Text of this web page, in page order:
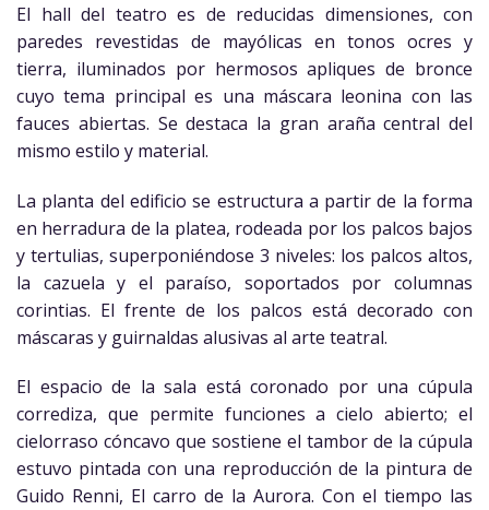
El hall del teatro es de reducidas dimensiones, con
paredes revestidas de mayólicas en tonos ocres y
tierra, iluminados por hermosos apliques de bronce
cuyo tema principal es una máscara leonina con las
fauces abiertas. Se destaca la gran araña central del
mismo estilo y material.
La planta del edificio se estructura a partir de la forma
en herradura de la platea, rodeada por los palcos bajos
y tertulias, superponiéndose 3 niveles: los palcos altos,
la cazuela y el paraíso, soportados por columnas
corintias. El frente de los palcos está decorado con
máscaras y guirnaldas alusivas al arte teatral.
El espacio de la sala está coronado por una cúpula
corrediza, que permite funciones a cielo abierto; el
cielorraso cóncavo que sostiene el tambor de la cúpula
estuvo pintada con una reproducción de la pintura de
Guido Renni, El carro de la Aurora. Con el tiempo las